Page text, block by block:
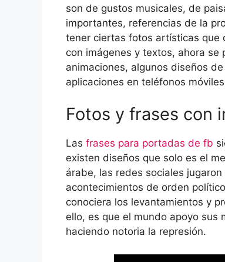
son de gustos musicales, de
importantes, referencias de la
tener ciertas fotos artísticas que
con imágenes y textos, ahora
animaciones, algunos diseños
aplicaciones en teléfonos
Fotos y frases con
Las frases para portadas de fb
existen diseños que solo es el
árabe, las redes sociales
acontecimientos de orden
conociera los levantamientos y
ello, es que el mundo apoyo
haciendo notoria la represión.